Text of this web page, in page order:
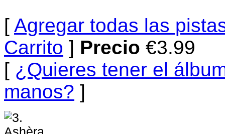
[ Agregar todas las
Carrito ] Precio €3.99
[ ¿Quieres tener el
manos? ]